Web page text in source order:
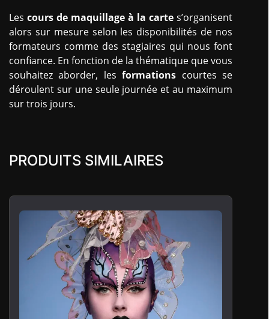
Les cours de maquillage à la carte s’organisent
alors sur mesure selon les disponibilités de nos
formateurs comme des stagiaires qui nous font
confiance. En fonction de la thématique que vous
souhaitez aborder, lesformations courtes se
déroulent sur une seule journée et au maximum
sur trois jours.
PRODUITS SIMILAIRES